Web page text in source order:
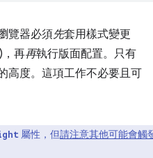
覽器必須先套用樣式變更
，再再執行版面配置。只有
高度。這項工作不必要且可
屬性，但請注意其他可能會觸